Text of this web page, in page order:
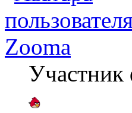
Zooma
Участник